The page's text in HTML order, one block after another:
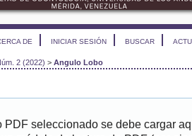
DE INICIAR SESIÓN BUSCAR
2 (2022) > Angulo Lobo
PDF seleccionado se debe cargar